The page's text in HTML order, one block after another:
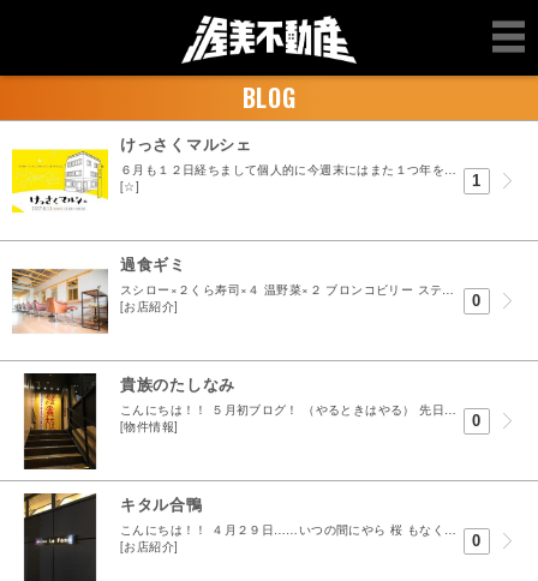
BLOG
けっさくマルシェ
６月も１２日経ちまして個人的に今週末にはまた１つ年をとります。。。 ３０代の時間の経過はホントに 早い ものです、あちこちガタがくるなんて言いますが 辛党の味覚はエスカレートするばかり写真の ...
[☆]
1
過食ギミ
スシロー×２くら寿司×４ 温野菜×２ ブロンコビリー ステーキあさくま 食堂 百里（そば屋さん） etc、、etc。。。 ここ３週間くらいの晩御飯です。 外...
[お店紹介]
0
貴族のたしなみ
こんにちは！！ ５月初ブログ！ （やるときはやる） 先日行ってきましたよ 鳥貴族！！！ 酉年、年男、独身貴族の ３冠王 たるもの一度は行かねばと思い続けてまして足を運びました！ じゃん！！ （...
[物件情報]
0
キタル合鴨
こんにちは！！ ４月２９日……いつの間にやら 桜 もなくなりましたね、特に花見も出来ずまた来年。 そんな 春の陽気 誘われて２０日にオープンしたばかりの ビストロル・...
[お店紹介]
0